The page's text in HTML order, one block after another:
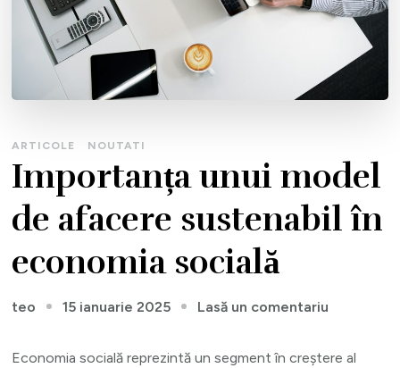
ARTICOLE NOUTATI
Importanța unui model
de afacere sustenabil în
economia socială
teo 15 ianuarie 2025 Lasă un comentariu
unui
Economia socială reprezintă un segment în creștere al